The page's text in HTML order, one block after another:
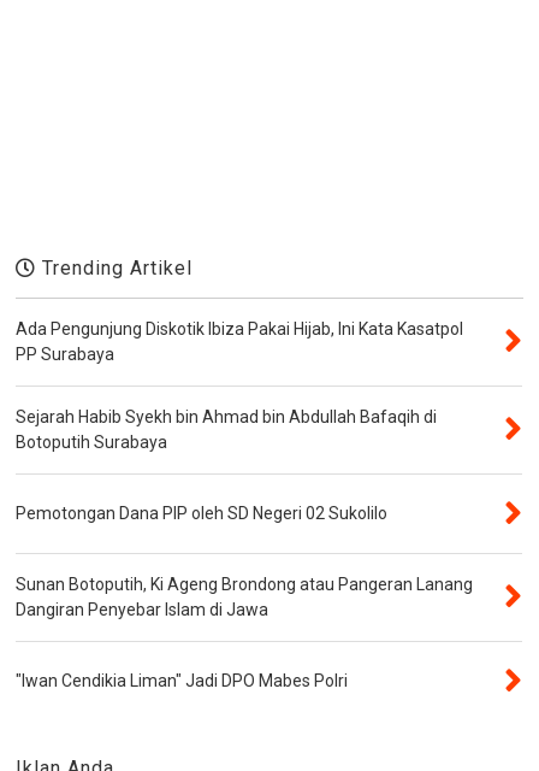
Trending Artikel
Ada Pengunjung Diskotik Ibiza Pakai Hijab, Ini Kata Kasatpol
PP Surabaya
Sejarah Habib Syekh bin Ahmad bin Abdullah Bafaqih di
Botoputih Surabaya
Pemotongan Dana PIP oleh SD Negeri 02 Sukolilo
Sunan Botoputih, Ki Ageng Brondong atau Pangeran Lanang
Dangiran Penyebar Islam di Jawa
"Iwan Cendikia Liman" Jadi DPO Mabes Polri